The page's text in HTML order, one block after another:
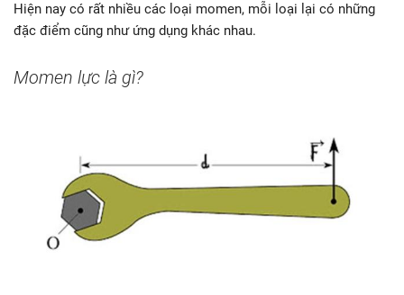
Hiện nay có rất nhiều các loại momen, mỗi loại lại có những
đặc điểm cũng như ứng dụng khác nhau.
Momen lực là gì?